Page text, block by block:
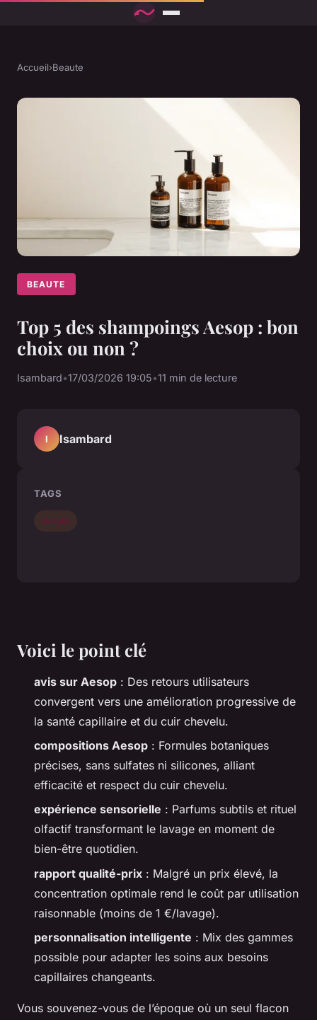
Accueil›Beaute
BEAUTE
Top 5 des shampoings Aesop : bon
choix ou non ?
Isambard•17/03/2026 19:05•11 min de lecture
Voici le point clé
avis sur Aesop : Des retours utilisateurs
convergent vers une amélioration progressive de
la santé capillaire et du cuir chevelu.
compositions Aesop : Formules botaniques
précises, sans sulfates ni silicones, alliant
efficacité et respect du cuir chevelu.
expérience sensorielle : Parfums subtils et rituel
olfactif transformant le lavage en moment de
bien-être quotidien.
rapport qualité-prix : Malgré un prix élevé, la
concentration optimale rend le coût par utilisation
raisonnable (moins de 1 €/lavage).
personnalisation intelligente : Mix des gammes
possible pour adapter les soins aux besoins
capillaires changeants.
Vous souvenez-vous de l’époque où un seul flacon
I Isambard
TAGS
beaute